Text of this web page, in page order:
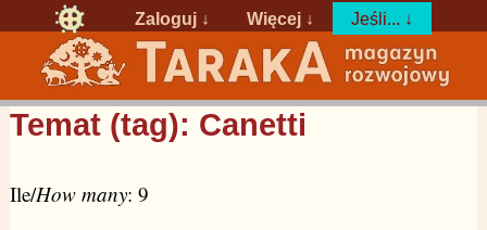
Zaloguj ↓ Więcej ↓ Jeśli... ↓
Temat (tag): Canetti
Ile/How many: 9